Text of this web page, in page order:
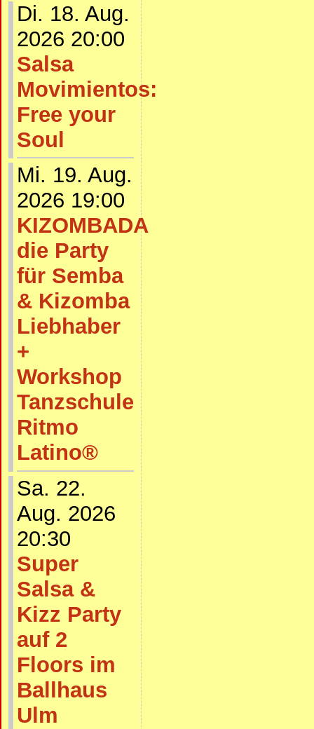
Di. 18. Aug.
2026 20:00
Salsa
Movimientos:
Free your
Soul
Mi. 19. Aug.
2026 19:00
KIZOMBADA
die Party
für Semba
& Kizomba
Liebhaber
+
Workshop
Tanzschule
Ritmo
Latino®
Sa. 22.
Aug. 2026
20:30
Super
Salsa &
Kizz Party
auf 2
Floors im
Ballhaus
Ulm